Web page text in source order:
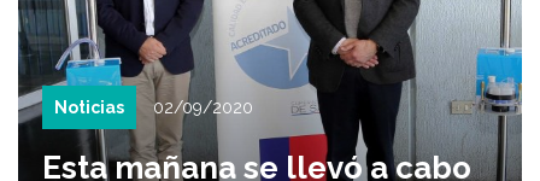
Noticias 02/09/2020
Esta mañana se llevó a cabo